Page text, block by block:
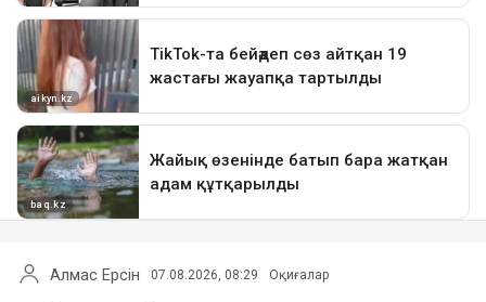
Алмас Ерсін 07.08.2026, 08:29 Оқиғалар